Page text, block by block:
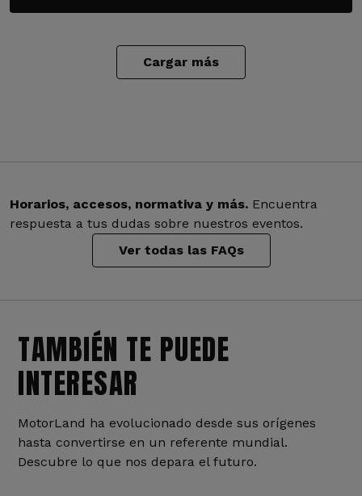
Cargar más
Horarios, accesos, normativa y más. Encuentra
respuesta a tus dudas sobre nuestros eventos.
Ver todas las FAQs
TAMBIÉN TE PUEDE
INTERESAR
MotorLand ha evolucionado desde sus orígenes
hasta convertirse en un referente mundial.
Descubre lo que nos depara el futuro.